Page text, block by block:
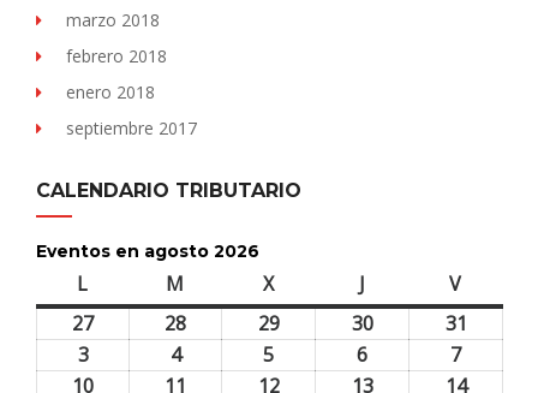
marzo 2018
febrero 2018
enero 2018
septiembre 2017
CALENDARIO TRIBUTARIO
Eventos en agosto 2026
L M Xmiércoles J Vviernes
2727
28 2929
2026
3030
2026
31
2026
33
agosto,
44
agosto,
5
agosto,
6
agosto,
77
agosto,
10 11 1212 1313 1414